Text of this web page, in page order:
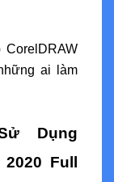
ai làm
Dụng
Full